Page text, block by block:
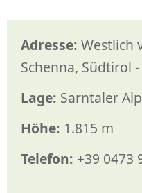
Adresse: Westlich
Schenna, Südtirol
Lage: Sarntaler
Höhe: 1.815 m
Telefon: +39 0473